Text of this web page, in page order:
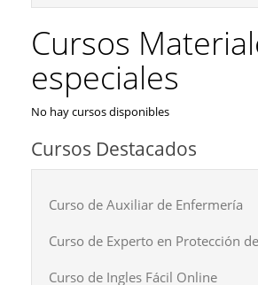
Cursos
especiales
No hay cursos disponibles
Cursos Destacados
Curso de Auxiliar de Enfermería
Curso de Experto en Protección
Curso de Ingles Fácil Online